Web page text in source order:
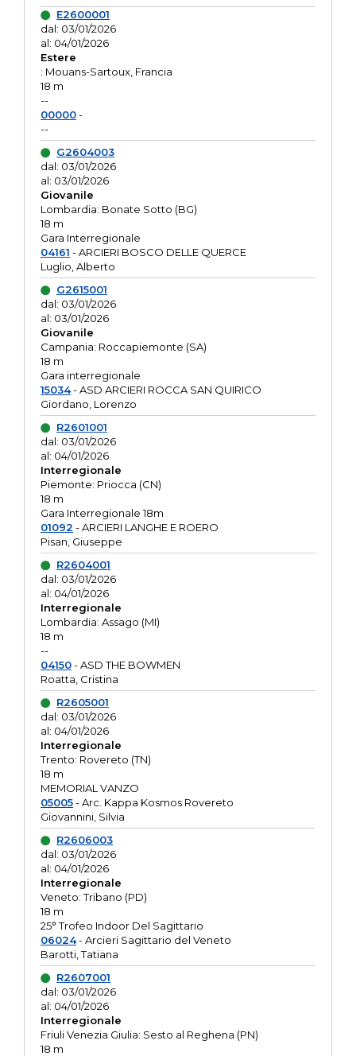
E2600001
dal: 03/01/2026
al: 04/01/2026
Estere
: Mouans-Sartoux, Francia
18 m
--
00000-
--
G2604003
dal: 03/01/2026
al: 03/01/2026
Giovanile
Lombardia: Bonate Sotto (BG)
18 m
Gara Interregionale
04161 - ARCIERI BOSCO DELLE QUERCE
Luglio, Alberto
G2615001
dal: 03/01/2026
al: 03/01/2026
Giovanile
Campania: Roccapiemonte (SA)
18 m
Gara interregionale
15034- ASD ARCIERI ROCCA SAN QUIRICO
Giordano, Lorenzo
R2601001
dal: 03/01/2026
al: 04/01/2026
Interregionale
Piemonte: Priocca (CN)
18 m
Gara Interregionale 18m
01092 - ARCIERI LANGHE E ROERO
Pisan, Giuseppe
R2604001
dal: 03/01/2026
al: 04/01/2026
Interregionale
Lombardia: Assago (MI)
18 m
--
04150- ASD THE BOWMEN
Roatta, Cristina
R2605001
dal: 03/01/2026
al: 04/01/2026
Interregionale
Trento: Rovereto (TN)
18 m
MEMORIAL VANZO
05005- Arc. Kappa Kosmos Rovereto
Giovannini, Silvia
R2606003
dal: 03/01/2026
al: 04/01/2026
Interregionale
Veneto: Tribano (PD)
18 m
25° Trofeo Indoor Del Sagittario
06024- Arcieri Sagittario del Veneto
Barotti, Tatiana
R2607001
dal: 03/01/2026
al: 04/01/2026
Interregionale
Friuli Venezia Giulia: Sesto al Reghena (PN)
18 m